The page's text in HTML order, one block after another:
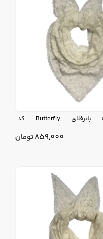
روسری زنانه باترفلای Butterfly کد
859,000تومان